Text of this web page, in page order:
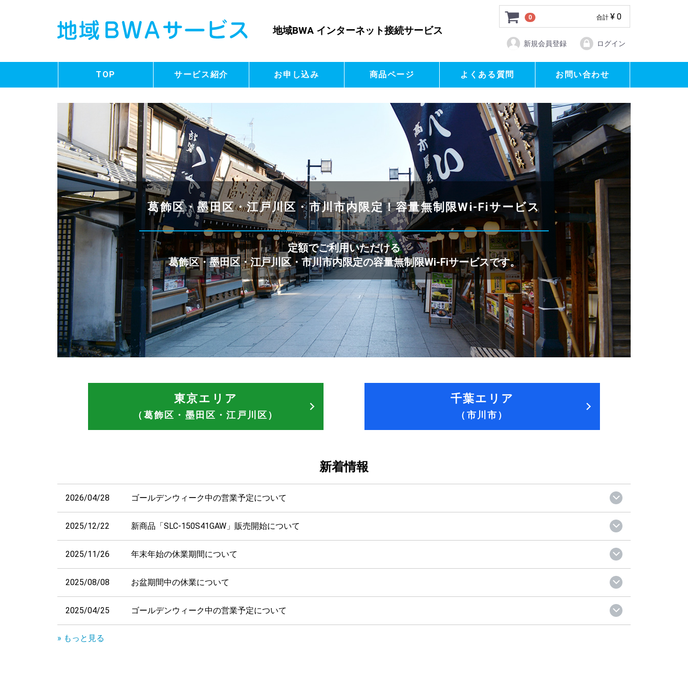
地域BWA インターネット接続サービス
0 合計 ¥ 0
新規会員登録 ログイン
TOP サービス紹介 お申し込み 商品ページ よくある質問 お問い合わせ
葛飾区・墨田区・江戸川区・市川市内限定！容量無制限Wi-Fiサービス
定額でご利用いただける
葛飾区・墨田区・江戸川区・市川市内限定の容量無制限Wi-Fiサービスです。
東京エリア
（葛飾区・墨田区・江戸川区）
千葉エリア
（市川市）
新着情報
2026/04/28 ゴールデンウィーク中の営業予定について
2025/12/22 新商品「SLC-150S41GAW」販売開始について
2025/11/26 年末年始の休業期間について
2025/08/08 お盆期間中の休業について
2025/04/25 ゴールデンウィーク中の営業予定について
» もっと見る